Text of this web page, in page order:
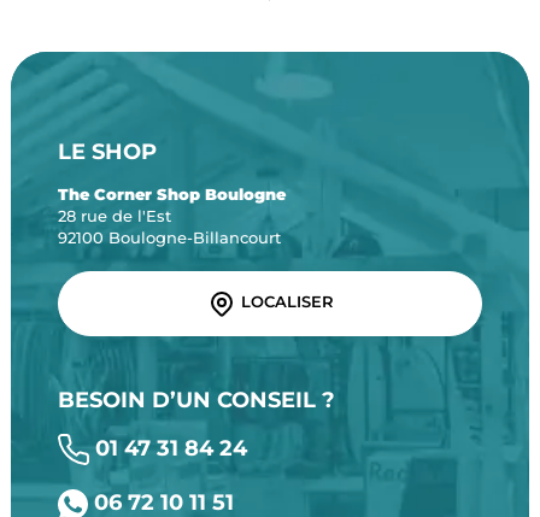
LE SHOP
The Corner Shop Boulogne
28 rue de l'Est
92100 Boulogne-Billancourt
LOCALISER
BESOIN D’UN CONSEIL ?
01 47 31 84 24
06 72 10 11 51